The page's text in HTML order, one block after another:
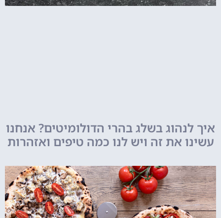
איך לנהוג בשלג בהרי הדולומיטים? אנחנו
עשינו את זה ויש לנו כמה טיפים ואזהרות